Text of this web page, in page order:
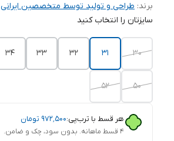
برند: طراحی و تولید توسط متخصصین ایرانی
سایزتان را انتخاب کنید
30
31
32
33
34
50
52
هر قسط با ترب‌پی:۹۷۲٬۵۰۰ تومان
۴ قسط ماهانه. بدون سود، چک و ضامن.